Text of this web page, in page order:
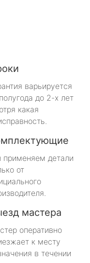
варьируется
до 2-х лет
какая
детали
от
мастера
оперативно
к месту
в течении